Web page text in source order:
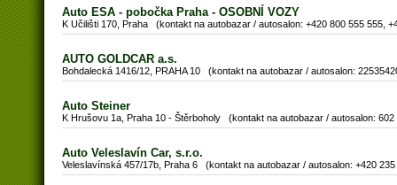
Auto ESA - pobočka Praha - OSOBNÍ VOZY
K Učilišti 170, Praha (kontakt na autobazar / autosalon: +420 800 555 555,
AUTO GOLDCAR a.s.
Bohdalecká 1416/12, PRAHA 10 (kontakt na autobazar / autosalon:
Auto Steiner
K Hrušovu 1a, Praha 10 - Štěrboholy (kontakt na autobazar / autosalon: 602
Auto Veleslavín Car, s.r.o.
Veleslavínská 457/17b, Praha 6 (kontakt na autobazar / autosalon: +420 235